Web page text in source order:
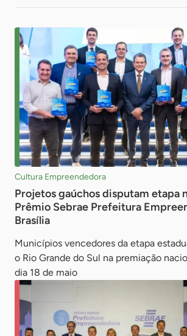
Cultura Empreendedora
Projetos gaúchos disputam etapa
Prêmio Sebrae Prefeitura
Brasília
Municípios vencedores da etapa
o Rio Grande do Sul na premiação
dia 18 de maio